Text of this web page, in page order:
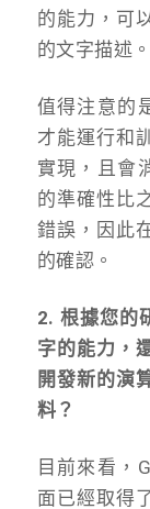
的能力，可
的文字描述。
值得注意的
才能運行和
實現，且會
的準確性比
錯誤，因此
的確認。
2. 根據您的
字的能力，
開發新的演
料？
目前來看，
面已經取得